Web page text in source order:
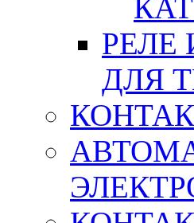
РЕЛЕ
ДЛЯ